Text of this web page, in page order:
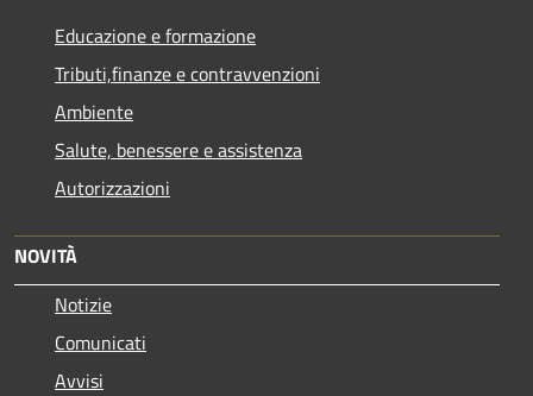
Educazione e formazione
Tributi,finanze e contravvenzioni
Ambiente
Salute, benessere e assistenza
Autorizzazioni
NOVITÀ
Notizie
Comunicati
Avvisi